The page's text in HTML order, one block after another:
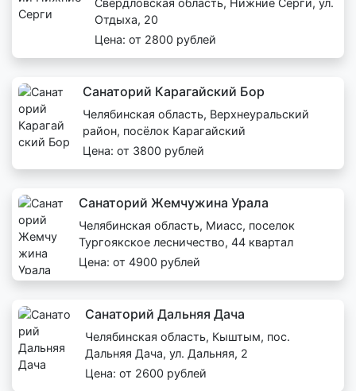
Отдыха, 20
Цена: от 2800 рублей
Санаторий Карагайский Бор
Челябинская область, Верхнеуральский
район, посёлок Карагайский
Цена: от 3800 рублей
Санаторий Жемчужина Урала
Челябинская область, Миасс, поселок
Тургоякское лесничество, 44 квартал
Цена: от 4900 рублей
Санаторий Дальняя Дача
Челябинская область, Кыштым, пос.
Дальняя Дача, ул. Дальняя, 2
Цена: от 2600 рублей